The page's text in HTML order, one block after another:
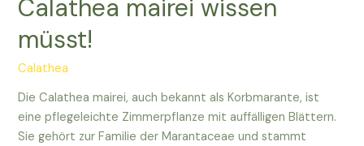
und
mehr!
Calathea mairei wissen
müsst!
Calathea
Die Calathea mairei, auch bekannt als Korbmarante, ist
eine pflegeleichte Zimmerpflanze mit auffälligen Blättern.
Sie gehört zur Familie der Marantaceae und stammt